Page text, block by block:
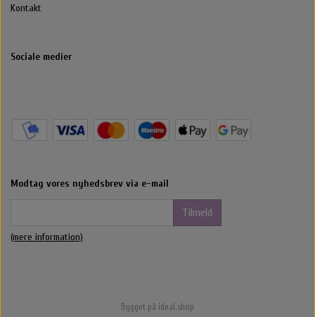
Kontakt
Sociale medier
Modtag vores nyhedsbrev via e-mail
Tilmeld
(mere information)
Bygget på ideal.shop